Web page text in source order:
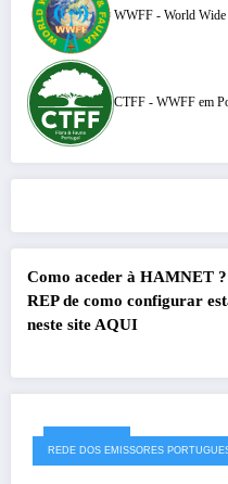
WWFF - World
CTFF - WWFF em
Como aceder à HAMNET ?
REP de como configurar
neste site AQUI
27/07/2026
REDE DOS EMISSORES